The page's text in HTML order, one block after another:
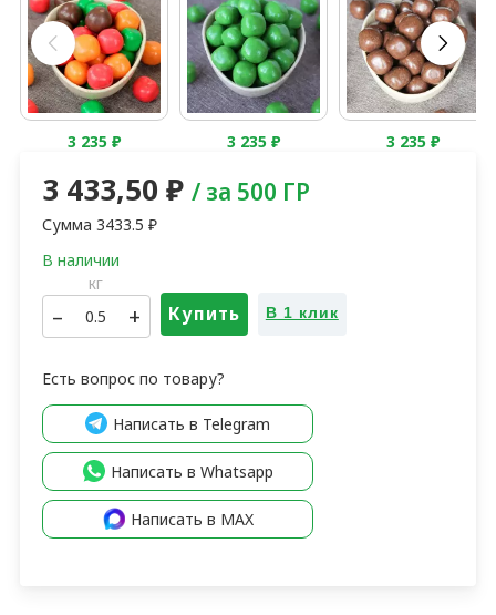
3 235₽ 3 235₽ 3 235₽
3 433,50 ₽ / за 500 ГР
Сумма 3433.5 ₽
кг
– + Купить В 1 клик
Есть вопрос по товару?
Написать в Telegram
Написать в Whatsapp
Написать в MAX